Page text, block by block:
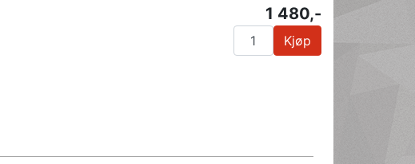
1 480,-
Kjøp